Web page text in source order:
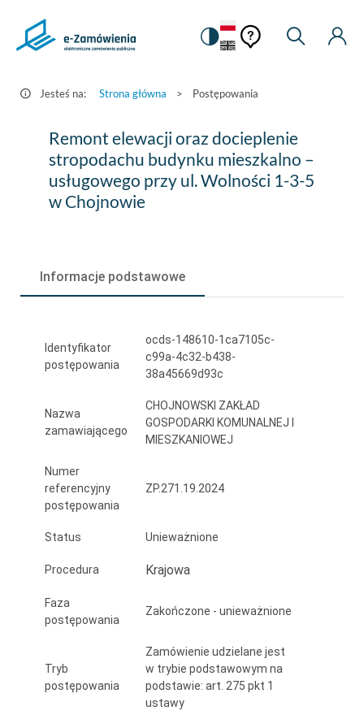
Postępowania
Zamówienia.gov.pl
Zmiana
na
kontrastową
Pomoc
kontekstowa
Pomoc
Moje
Jesteś na: Strona główna > Postępowania
Remont
elewacji
oraz
docieplenie
budynku
mieszkalno
usługowego
Wolności
Chojnowie
Remont elewacji oraz docieplenie
stropodachu budynku mieszkalno –
usługowego przy ul. Wolności 1-3-5
w Chojnowie
Informacje podstawowe
Identyfikator
postępowania
ocds-148610-1ca7105c-
c99a-4c32-b438-
38a45669d93c
Nazwa
zamawiającego
CHOJNOWSKI ZAKŁAD
GOSPODARKI KOMUNALNEJ I
MIESZKANIOWEJ
Numer
referencyjny
postępowania
ZP.271.19.2024
Status Unieważnione
Procedura Krajowa
Faza
postępowania
Zakończone - unieważnione
Tryb
postępowania
Zamówienie udzielane jest
w trybie podstawowym na
podstawie: art. 275 pkt 1
ustawy